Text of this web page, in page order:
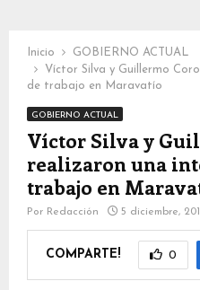
Inicio
GOBIERNO ACTUAL
Víctor Silva y Guillermo
de trabajo en Maravatío
GOBIERNO ACTUAL
Víctor Silva y
realizaron una
trabajo en
Por Redacción 5 diciembre,
COMPARTE! 0